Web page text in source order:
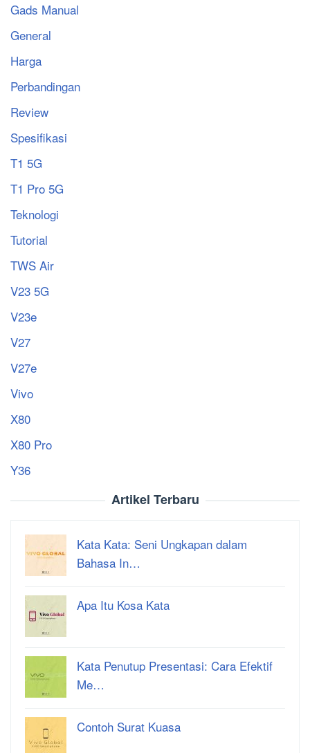
Gads Manual
General
Harga
Perbandingan
Review
Spesifikasi
T1 5G
T1 Pro 5G
Teknologi
Tutorial
TWS Air
V23 5G
V23e
V27
V27e
Vivo
X80
X80 Pro
Y36
Artikel Terbaru
Kata Kata: Seni Ungkapan dalam
Bahasa In…
Apa Itu Kosa Kata
Kata Penutup Presentasi: Cara Efektif
Me…
Contoh Surat Kuasa